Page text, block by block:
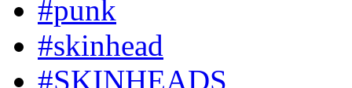
#punk
#skinhead
#SKINHEADS